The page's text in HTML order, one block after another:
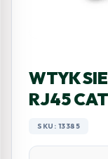
WTYK
RJ45
SKU: 13385